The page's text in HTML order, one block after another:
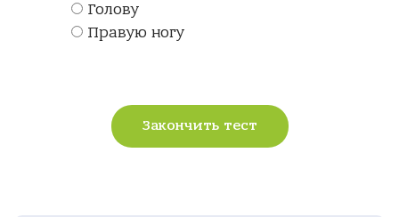
Голову
Правую ногу
Закончить тест